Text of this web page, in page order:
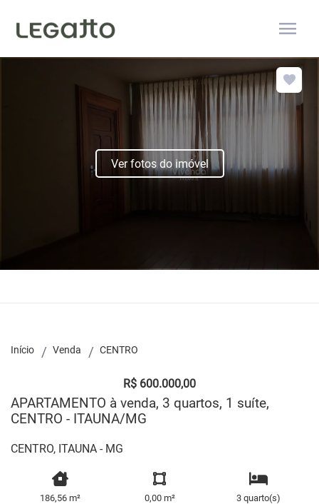
menu
Ver fotos do imóvel
Início Venda CENTRO
R$ 600.000,00
APARTAMENTO à venda, 3 quartos, 1 suíte,
CENTRO - ITAUNA/MG
CENTRO, ITAUNA - MG
186,56 m² 0,00 m² 3 quarto(s)